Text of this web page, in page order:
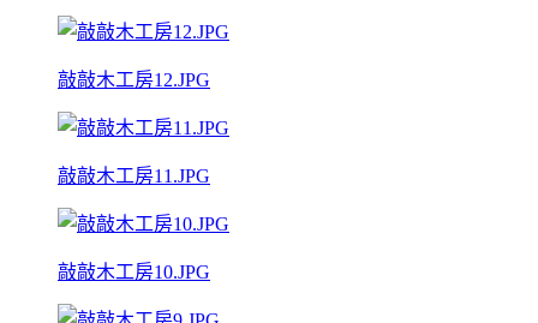
敲敲木工房12.JPG
敲敲木工房11.JPG
敲敲木工房10.JPG